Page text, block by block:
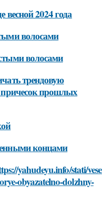
весной 2024 года
волосами
волосами
трендовую
причесок прошлых
концами
yahudeyu.info/stati/
obyazatelno-dolzhny-